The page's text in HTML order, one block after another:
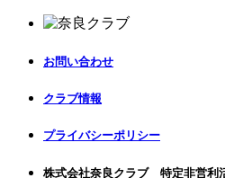
お問い合わせ
クラブ情報
プライバシーポリシー
株式会社奈良クラブ 特定非営利